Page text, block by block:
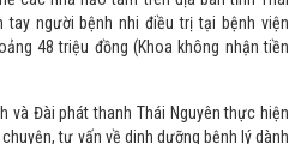
quả tốt.
các nhà hảo tâm trên địa bàn tỉnh Thái
người bệnh nhi điều trị tại bệnh viện
48 triệu đồng (Khoa không nhận tiền